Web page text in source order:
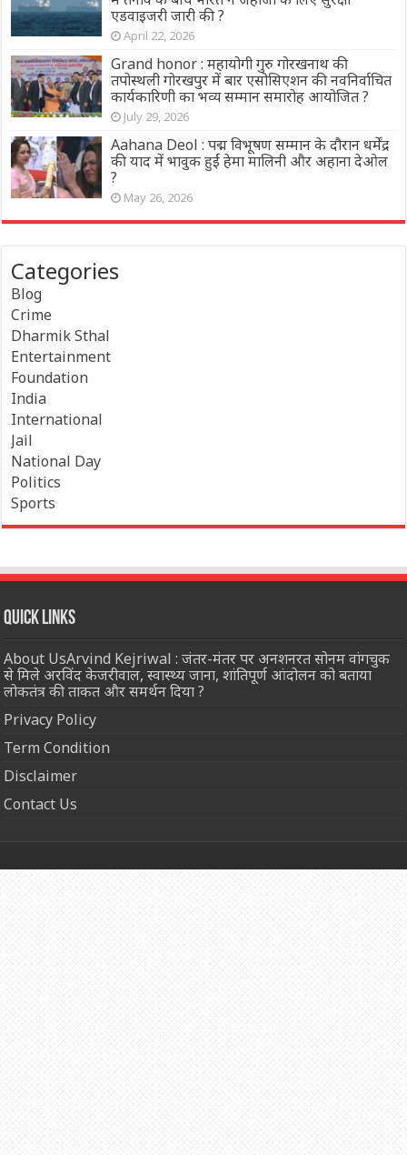
एडवाइजरी जारी की ?
April 22, 2026
Grand honor : महायोगी गुरु गोरखनाथ की
तपोस्थली गोरखपुर में बार एसोसिएशन की नवनिर्वाचित
कार्यकारिणी का भव्य सम्मान समारोह आयोजित ?
July 29, 2026
Aahana Deol : पद्म विभूषण सम्मान के दौरान धर्मेंद्र
की याद में भावुक हुईं हेमा मालिनी और अहाना देओल
?
May 26, 2026
Categories
Blog
Crime
Dharmik Sthal
Entertainment
Foundation
India
International
Jail
National Day
Politics
Sports
Quick Links
About UsArvind Kejriwal : जंतर-मंतर पर अनशनरत सोनम वांगचुक
से मिले अरविंद केजरीवाल, स्वास्थ्य जाना, शांतिपूर्ण आंदोलन को बताया
लोकतंत्र की ताकत और समर्थन दिया ?
Privacy Policy
Term Condition
Disclaimer
Contact Us